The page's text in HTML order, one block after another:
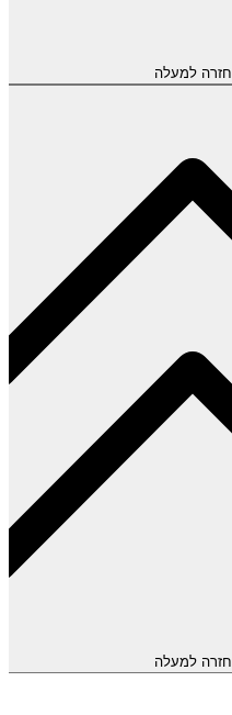
חזרה למעלה
חזרה למעלה